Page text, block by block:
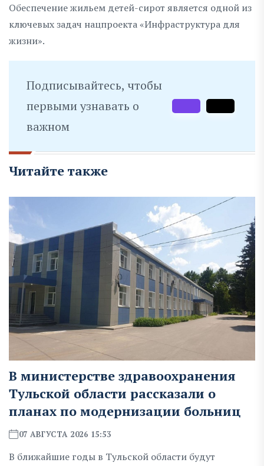
Обеспечение жильем детей-сирот является одной из
ключевых задач нацпроекта «Инфраструктура для
жизни».
Подписывайтесь, чтобы
первыми узнавать о
важном
Читайте также
В министерстве здравоохранения
Тульской области рассказали о
планах по модернизации больниц
07 АВГУСТА 2026 15:53
В ближайшие годы в Тульской области будут